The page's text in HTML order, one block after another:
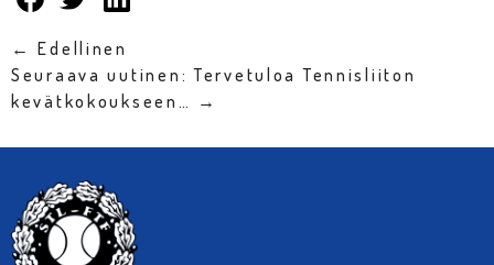
← Edellinen
Seuraava uutinen: Tervetuloa Tennisliiton
kevätkokoukseen… →